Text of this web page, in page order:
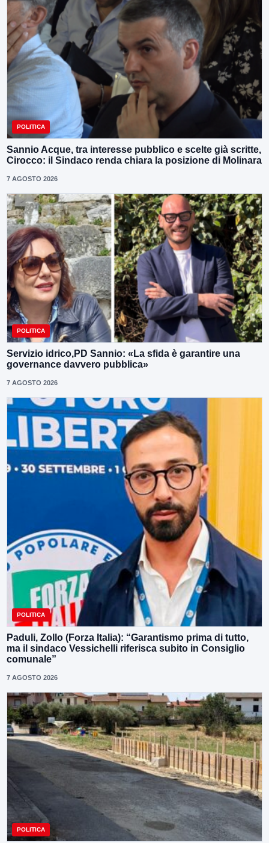
POLITICA
Sannio Acque, tra interesse pubblico e scelte già scritte,
Cirocco: il Sindaco renda chiara la posizione di Molinara
7 AGOSTO 2026
POLITICA
Servizio idrico,PD Sannio: «La sfida è garantire una
governance davvero pubblica»
7 AGOSTO 2026
POLITICA
Paduli, Zollo (Forza Italia): “Garantismo prima di tutto,
ma il sindaco Vessichelli riferisca subito in Consiglio
comunale”
7 AGOSTO 2026
POLITICA